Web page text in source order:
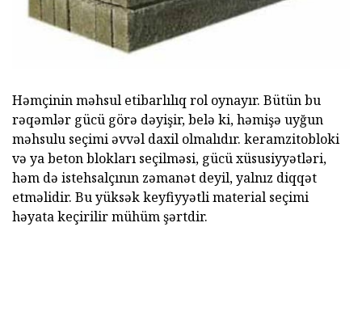
Həmçinin məhsul etibarlılıq rol oynayır. Bütün bu
rəqəmlər gücü görə dəyişir, belə ki, həmişə uyğun
məhsulu seçimi əvvəl daxil olmalıdır. keramzitobloki
və ya beton blokları seçilməsi, gücü xüsusiyyətləri,
həm də istehsalçının zəmanət deyil, yalnız diqqət
etməlidir. Bu yüksək keyfiyyətli material seçimi
həyata keçirilir mühüm şərtdir.